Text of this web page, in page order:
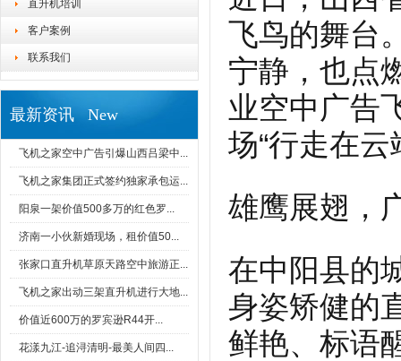
直升机培训
客户案例
联系我们
最新资讯 New
飞机之家空中广告引爆山西吕梁中...
飞机之家集团正式签约独家承包运...
阳泉一架价值500多万的红色罗...
济南一小伙新婚现场，租价值50...
张家口直升机草原天路空中旅游正...
飞机之家出动三架直升机进行大地...
价值近600万的罗宾逊R44开...
花漾九江-追浔清明-最美人间四...
飞鸟的舞台
宁静，也点
业空中广告
场“行走在
雄鹰展翅，
在中阳县的
身姿矫健的
鲜艳、标语